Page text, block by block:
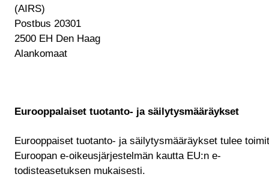
(AIRS)
Postbus 20301
2500 EH Den Haag
Alankomaat
Eurooppalaiset tuotanto- ja säilytysmääräykset
Eurooppaiset tuotanto- ja säilytysmääräykset tulee
Euroopan e-oikeusjärjestelmän kautta EU:n e-
todisteasetuksen mukaisesti.